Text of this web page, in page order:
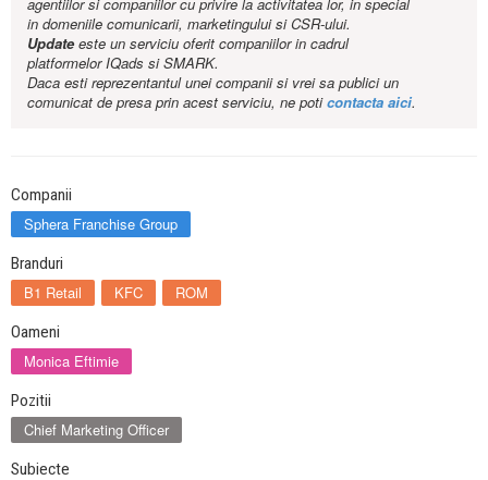
in domeniile comunicarii, marketingului si CSR-ului.
Updateeste un serviciu oferit companiilor in cadrul
platformelor IQads si SMARK.
Daca esti reprezentantul unei companii si vrei sa publici un
comunicat de presa prin acest serviciu, ne poticontacta aici.
Companii
Sphera Franchise Group
Branduri
B1 Retail KFC ROM
Oameni
Monica Eftimie
Pozitii
Chief Marketing Officer
Subiecte